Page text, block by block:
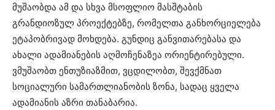
მუშაობდა ამ და სხვა მსოფლიო მასშტაბის
გრანდიოზულ პროექტებზე, რომელთა განხორციელება
ეტაპობრივად მოხდება. გუნდიც განვითარებასა და
ახალი ადამიანების აღმოჩენაზეა ორიენტირებული.
ვმუშაობთ ენთუზიაზმით, ვცდილობთ, შევქმნათ
სოციალური სამართლიანობის ზონა, სადაც ყველა
ადამიანის აზრი თანაბარია.